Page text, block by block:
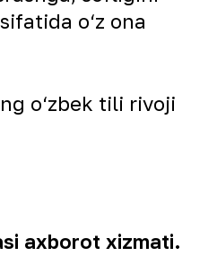
o‘z ona
o‘zbek tili rivoji
axborot xizmati.